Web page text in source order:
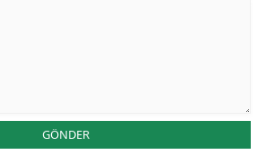
GÖNDER